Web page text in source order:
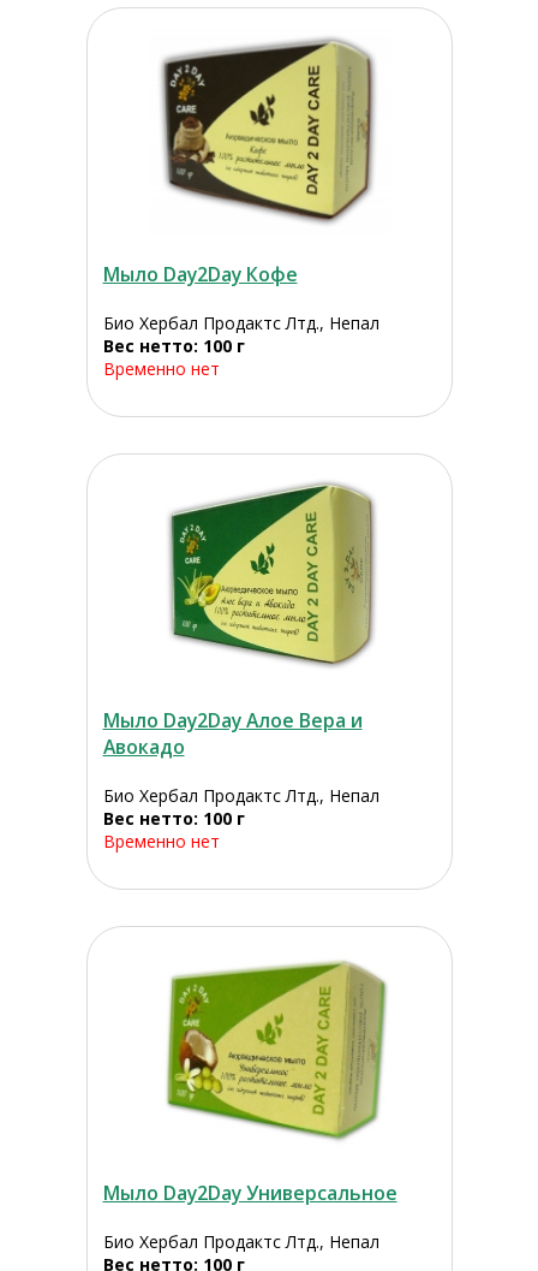
Мыло Day2Day Кофе
Био Хербал Продактс Лтд., Непал
Вес нетто: 100 г
Временно нет
Мыло Day2Day Алое Вера и
Авокадо
Био Хербал Продактс Лтд., Непал
Вес нетто: 100 г
Временно нет
Мыло Day2Day Универсальное
Био Хербал Продактс Лтд., Непал
Вес нетто: 100 г